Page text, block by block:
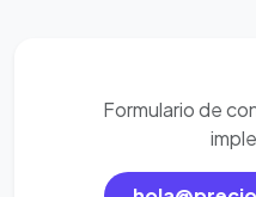
Formulario de